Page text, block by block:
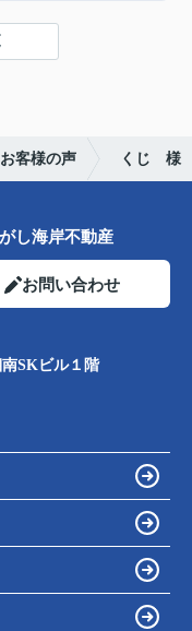
にありがとうござ
お客様の声 くじ 様
し海岸不動産
お問い合わせ
SKビル１階